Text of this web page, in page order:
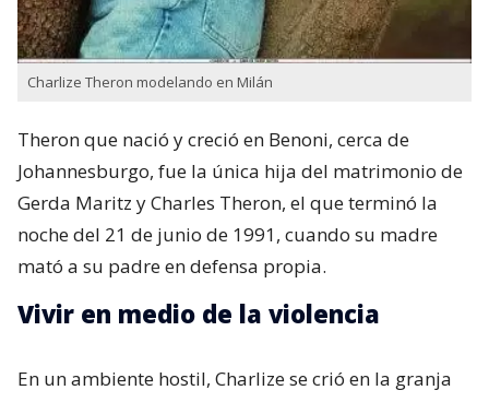
Charlize Theron modelando en Milán
Theron que nació y creció en Benoni,​ cerca de
Johannesburgo, fue la única hija del matrimonio de
Gerda Maritz​ y Charles Theron, el que terminó la
noche del 21 de junio de 1991, cuando su madre
mató a su padre en defensa propia.
Vivir en medio de la violencia
En un ambiente hostil, Charlize se crió en la granja